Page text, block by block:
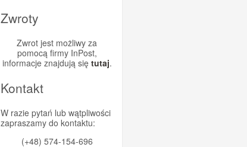
Zwroty
Zwrot jest możliwy za
pomocą firmy InPost,
informacje znajdują się tutaj.
Kontakt
W razie pytań lub wątpliwości
zapraszamy do kontaktu:
(+48) 574-154-696